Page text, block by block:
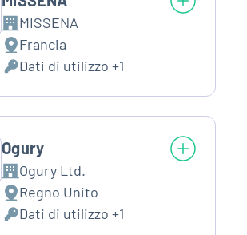
Azienda:
MISSENA
Luogo
del
trattamento:
Francia
Dati
Personali
trattati:
Dati di utilizzo +1
Ogury
Azienda:
Ogury Ltd.
Luogo
del
Regno Unito
Dati
Dati di utilizzo +1